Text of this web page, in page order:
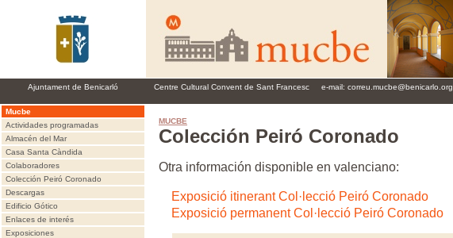
Ajuntament de Benicarló Centre Cultural Convent de Sant Francesc e-mail: correu.mucbe@benicarlo.org
Mucbe
Actividades programadas
Almacén del Mar
Casa Santa Càndida
Colaboradores
Colección Peiró Coronado
Descargas
Edificio Gótico
Enlaces de interés
Exposiciones
MUCBE
Colección Peiró Coronado
Otra información disponible en valenciano:
Exposició itinerant Col·lecció Peiró Coronado
Exposició permanent Col·lecció Peiró Coronado